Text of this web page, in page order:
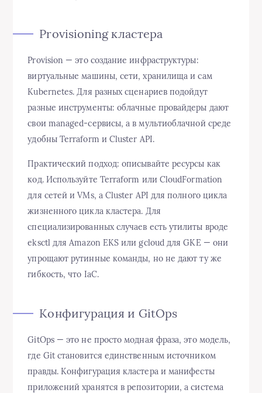
Provisioning кластера
Provision — это создание инфраструктуры:
виртуальные машины, сети, хранилища и сам
Kubernetes. Для разных сценариев подойдут
разные инструменты: облачные провайдеры дают
свои managed-сервисы, а в мультиоблачной среде
удобны Terraform и Cluster API.
Практический подход: описывайте ресурсы как
код. Используйте Terraform или CloudFormation
для сетей и VMs, а Cluster API для полного цикла
жизненного цикла кластера. Для
специализированных случаев есть утилиты вроде
eksctl для Amazon EKS или gcloud для GKE — они
упрощают рутинные команды, но не дают ту же
гибкость, что IaC.
Конфигурация и GitOps
GitOps — это не просто модная фраза, это модель,
где Git становится единственным источником
правды. Конфигурация кластера и манифесты
приложений хранятся в репозитории, а система